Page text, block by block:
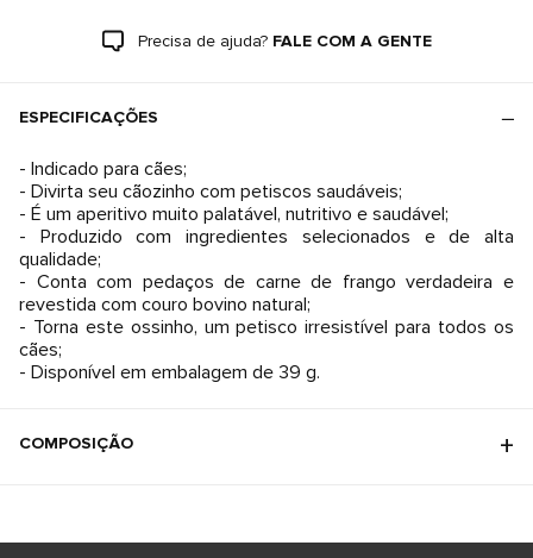
Precisa de ajuda? FALE COM A GENTE
ESPECIFICAÇÕES
- Indicado para cães;
- Divirta seu cãozinho com petiscos saudáveis;
- É um aperitivo muito palatável, nutritivo e saudável;
- Produzido com ingredientes selecionados e de alta
qualidade;
- Conta com pedaços de carne de frango verdadeira e
revestida com couro bovino natural;
- Torna este ossinho, um petisco irresistível para todos os
cães;
- Disponível em embalagem de 39 g.
COMPOSIÇÃO